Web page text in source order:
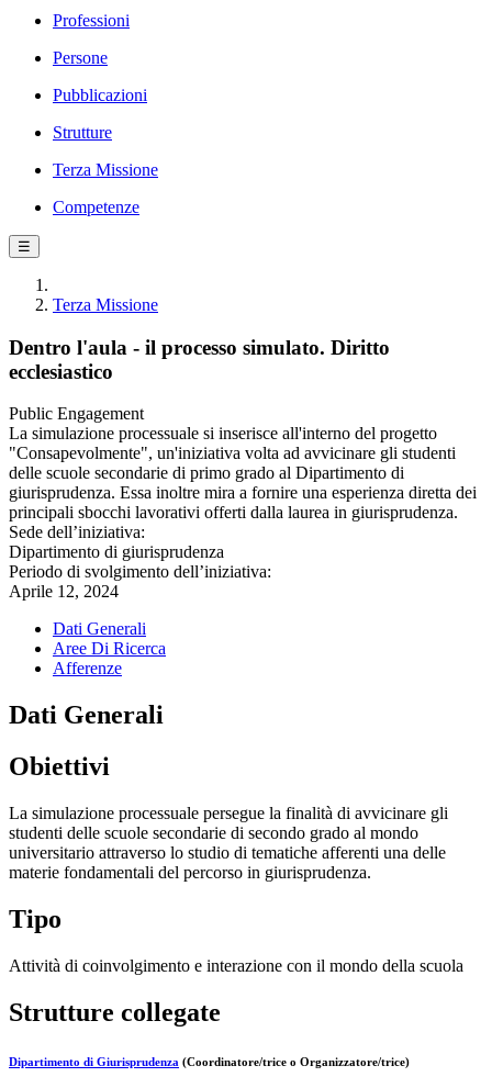
Professioni
Persone
Pubblicazioni
Strutture
Terza Missione
Competenze
☰
Terza Missione
Dentro l'aula - il processo simulato. Diritto
ecclesiastico
Public Engagement
La simulazione processuale si inserisce all'interno del progetto
"Consapevolmente", un'iniziativa volta ad avvicinare gli studenti
delle scuole secondarie di primo grado al Dipartimento di
giurisprudenza. Essa inoltre mira a fornire una esperienza diretta dei
principali sbocchi lavorativi offerti dalla laurea in giurisprudenza.
Sede dell’iniziativa:
Dipartimento di giurisprudenza
Periodo di svolgimento dell’iniziativa:
Aprile 12, 2024
Dati Generali
Aree Di Ricerca
Afferenze
Dati Generali
Obiettivi
La simulazione processuale persegue la finalità di avvicinare gli
studenti delle scuole secondarie di secondo grado al mondo
universitario attraverso lo studio di tematiche afferenti una delle
materie fondamentali del percorso in giurisprudenza.
Tipo
Attività di coinvolgimento e interazione con il mondo della scuola
Strutture collegate
Dipartimento di Giurisprudenza (Coordinatore/trice o Organizzatore/trice)